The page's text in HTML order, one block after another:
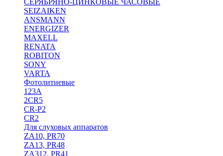
СЕРЯБРЯНО-ЦИНКОВЫЕ ЧАСОВЫЕ
SEIZAIKEN
ANSMANN
ENERGIZER
MAXELL
RENATA
ROBITON
SONY
VARTA
Фотолитиевые
123A
2CR5
CR-P2
CR2
Для слуховых аппаратов
ZA10, PR70
ZA13, PR48
ZA312, PR41